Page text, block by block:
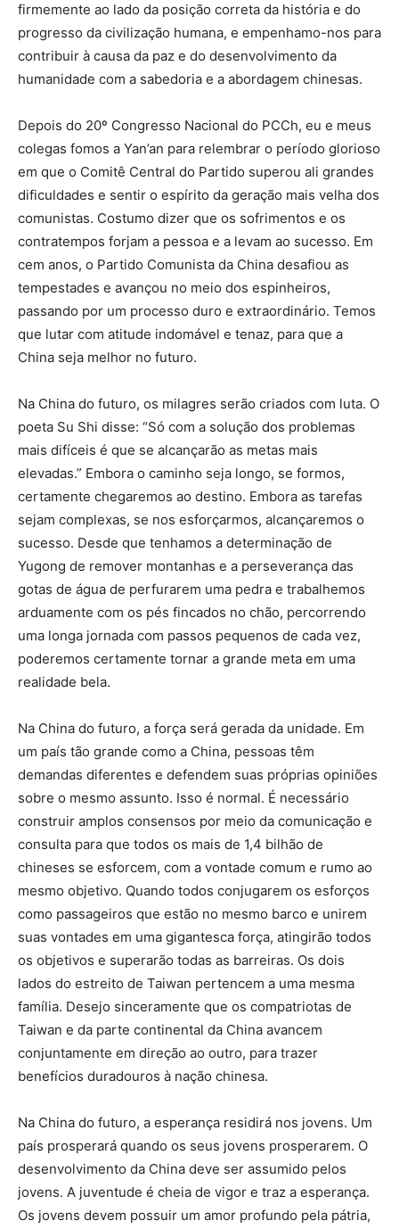
firmemente ao lado da posição correta da história e do
progresso da civilização humana, e empenhamo-nos para
contribuir à causa da paz e do desenvolvimento da
humanidade com a sabedoria e a abordagem chinesas.
Depois do 20º Congresso Nacional do PCCh, eu e meus
colegas fomos a Yan’an para relembrar o período glorioso
em que o Comitê Central do Partido superou ali grandes
dificuldades e sentir o espírito da geração mais velha dos
comunistas. Costumo dizer que os sofrimentos e os
contratempos forjam a pessoa e a levam ao sucesso. Em
cem anos, o Partido Comunista da China desafiou as
tempestades e avançou no meio dos espinheiros,
passando por um processo duro e extraordinário. Temos
que lutar com atitude indomável e tenaz, para que a
China seja melhor no futuro.
Na China do futuro, os milagres serão criados com luta. O
poeta Su Shi disse: “Só com a solução dos problemas
mais difíceis é que se alcançarão as metas mais
elevadas.” Embora o caminho seja longo, se formos,
certamente chegaremos ao destino. Embora as tarefas
sejam complexas, se nos esforçarmos, alcançaremos o
sucesso. Desde que tenhamos a determinação de
Yugong de remover montanhas e a perseverança das
gotas de água de perfurarem uma pedra e trabalhemos
arduamente com os pés fincados no chão, percorrendo
uma longa jornada com passos pequenos de cada vez,
poderemos certamente tornar a grande meta em uma
realidade bela.
Na China do futuro, a força será gerada da unidade. Em
um país tão grande como a China, pessoas têm
demandas diferentes e defendem suas próprias opiniões
sobre o mesmo assunto. Isso é normal. É necessário
construir amplos consensos por meio da comunicação e
consulta para que todos os mais de 1,4 bilhão de
chineses se esforcem, com a vontade comum e rumo ao
mesmo objetivo. Quando todos conjugarem os esforços
como passageiros que estão no mesmo barco e unirem
suas vontades em uma gigantesca força, atingirão todos
os objetivos e superarão todas as barreiras. Os dois
lados do estreito de Taiwan pertencem a uma mesma
família. Desejo sinceramente que os compatriotas de
Taiwan e da parte continental da China avancem
conjuntamente em direção ao outro, para trazer
benefícios duradouros à nação chinesa.
Na China do futuro, a esperança residirá nos jovens. Um
país prosperará quando os seus jovens prosperarem. O
desenvolvimento da China deve ser assumido pelos
jovens. A juventude é cheia de vigor e traz a esperança.
Os jovens devem possuir um amor profundo pela pátria,